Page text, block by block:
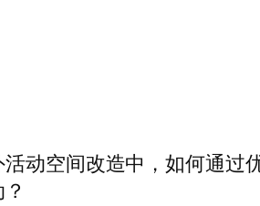
动空间改造中，如何通